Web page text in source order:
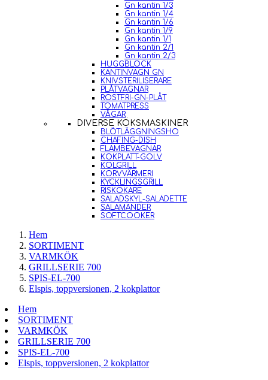
Gn kantin 1/3
Gn kantin 1/4
Gn kantin 1/6
Gn kantin 1/9
Gn kantin 1/1
Gn kantin 2/1
Gn kantin 2/3
HUGGBLOCK
KANTINVAGN GN
KNIVSTERILISERARE
PLÅTVAGNAR
ROSTFRI-GN-PLÅT
TOMATPRESS
VÅGAR
DIVERSE KÖKSMASKINER
BLÖTLÄGGNINGSHO
CHAFING-DISH
FLAMBEVAGNAR
KOKPLATT-GOLV
KOLGRILL
KORVVÄRMERI
KYCKLINGSGRILL
RISKOKARE
SALADSKYL-SALADETTE
SALAMANDER
SOFTCOOKER
Hem
SORTIMENT
VARMKÖK
GRILLSERIE 700
SPIS-EL-700
Elspis, toppversionen, 2 kokplattor
Hem
SORTIMENT
VARMKÖK
GRILLSERIE 700
SPIS-EL-700
Elspis, toppversionen, 2 kokplattor